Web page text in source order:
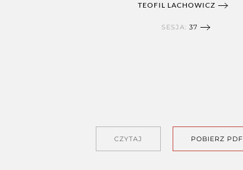
TEOFIL LACHOWICZ
SESJA: 37
CZYTAJ POBIERZ PDF